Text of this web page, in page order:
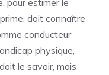
doit connaître
conducteur
physique,
le savoir, mais